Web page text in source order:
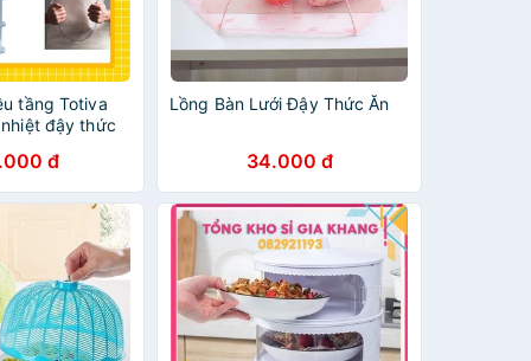
tầng Totiva
đậy thức
đ
Lồng Bàn Lưới Đậy Thức Ăn
34.000 đ